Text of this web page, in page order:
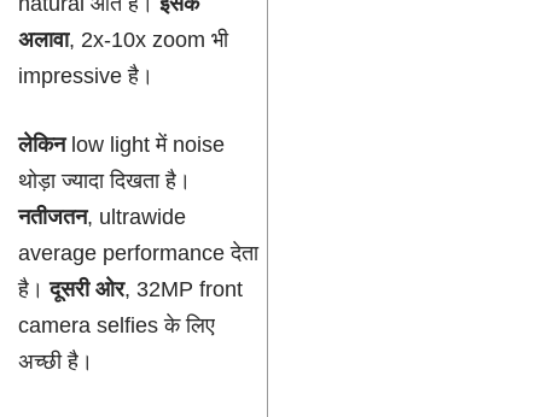
अलावा, 2x-10x zoom भी
impressive है।
लेकिनlow light में noise
थोड़ा ज्यादा दिखता है।
नतीजतन, ultrawide
average performance देता
है।दूसरी ओर, 32MP front
camera selfies के लिए
अच्छी है।